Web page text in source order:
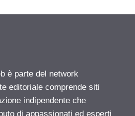
è parte del network
editoriale comprende siti
indipendente che
di appassionati ed esperti